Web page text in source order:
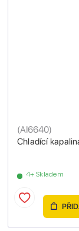
Chladící
(AI6640)
4+ Skladem